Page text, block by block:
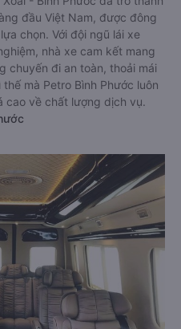
đầu Việt Nam, được đông
chọn. Với đội ngũ lái xe
nhà xe cam kết mang
chuyến đi an toàn, thoải mái
mà Petro Bình Phước luôn
cao về chất lượng dịch vụ.